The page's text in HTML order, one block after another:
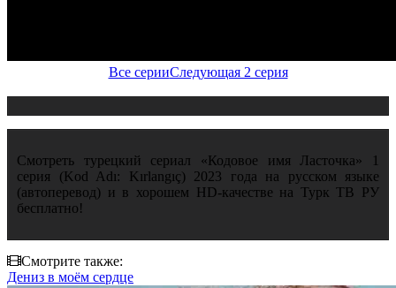
Все серииСледующая 2 серия
Смотреть турецкий сериал «Кодовое имя Ласточка» 1
серия (Kod Adı: Kırlangıç) 2023 года на русском языке
(автоперевод) и в хорошем HD-качестве на Турк ТВ РУ
бесплатно!
Смотрите также:
Дениз в моём сердце